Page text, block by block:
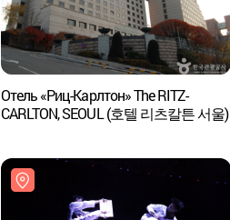
Отель «Риц-Карлтон» The RITZ-
CARLTON, SEOUL (호텔 리츠칼튼 서울)